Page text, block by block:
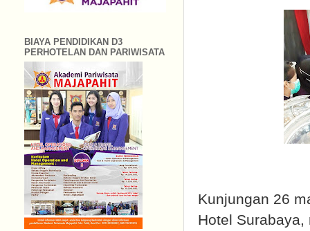
Kunjungan 26
Hotel
BIAYA PENDIDIKAN D3
PERHOTELAN DAN PARIWISATA